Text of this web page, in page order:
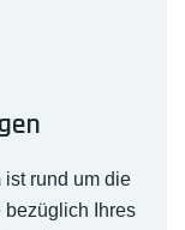
ist rund um die
bezüglich Ihres